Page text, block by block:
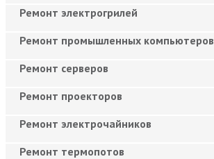
Ремонт электрогрилей
Ремонт промышленных компьютеров
Ремонт серверов
Ремонт проекторов
Ремонт электрочайников
Ремонт термопотов